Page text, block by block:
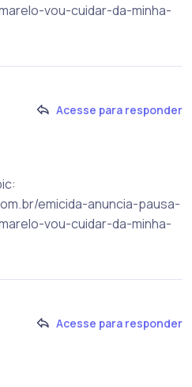
vou-cuidar-da-minha-
Acesse para responder
emicida-anuncia-pausa-
vou-cuidar-da-minha-
Acesse para responder